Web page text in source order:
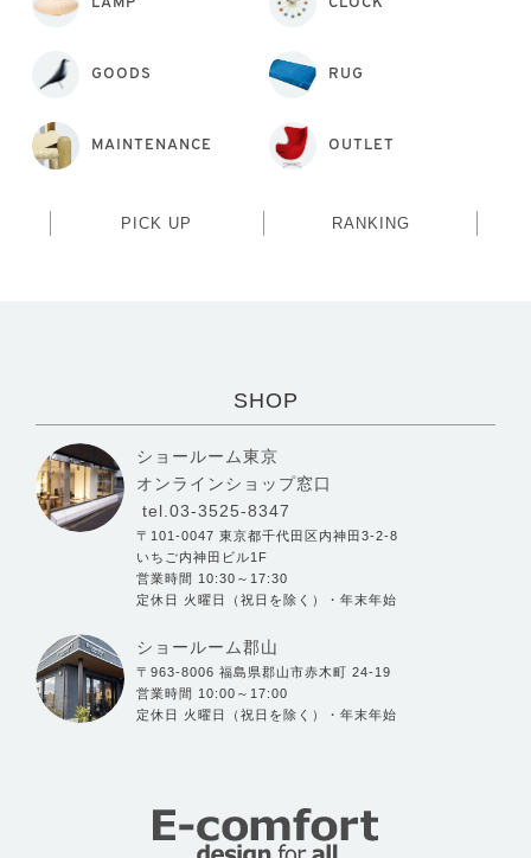
LAMP CLOCK
GOODS RUG
MAINTENANCE OUTLET
PICK UP RANKING
SHOP
ショールーム東京
オンラインショップ窓口
tel.03-3525-8347
〒101-0047 東京都千代田区内神田3-2-8
いちご内神田ビル1F
営業時間 10:30～17:30
定休日 火曜日（祝日を除く）・年末年始
ショールーム郡山
〒963-8006 福島県郡山市赤木町 24-19
営業時間 10:00～17:00
定休日 火曜日（祝日を除く）・年末年始